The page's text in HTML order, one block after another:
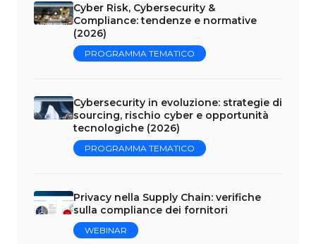
Cyber Risk, Cybersecurity &
Compliance: tendenze e normative
(2026)
PROGRAMMA TEMATICO
Cybersecurity in evoluzione: strategie di
sourcing, rischio cyber e opportunità
tecnologiche (2026)
PROGRAMMA TEMATICO
Privacy nella Supply Chain: verifiche
sulla compliance dei fornitori
WEBINAR